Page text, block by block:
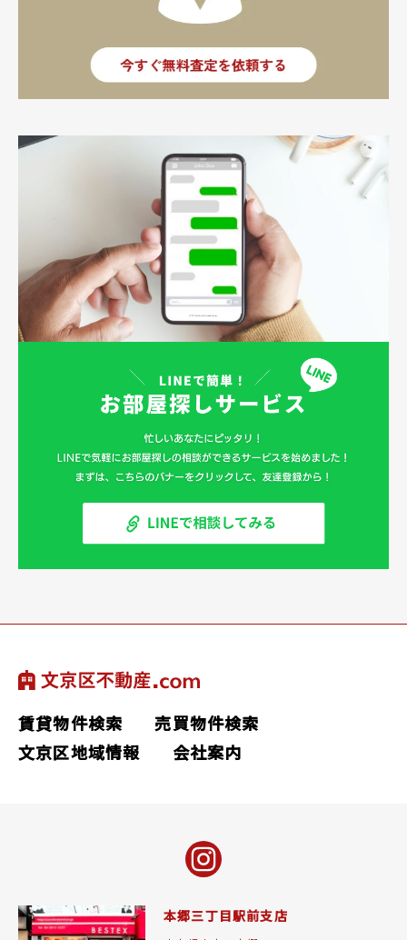
賃貸物件検索
売買物件検索
文京区地域情報
会社案内
本郷三丁目駅前支店